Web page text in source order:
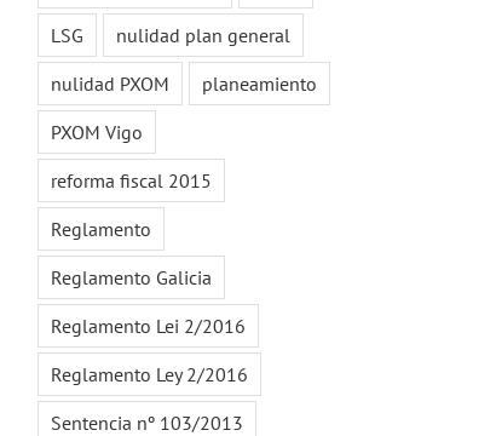
LSG
nulidad plan general
nulidad PXOM
planeamiento
PXOM Vigo
reforma fiscal 2015
Reglamento
Reglamento Galicia
Reglamento Lei 2/2016
Reglamento Ley 2/2016
Sentencia nº 103/2013